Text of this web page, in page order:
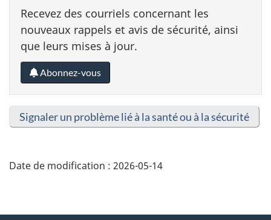
Recevez des courriels concernant les
nouveaux rappels et avis de sécurité, ainsi
que leurs mises à jour.
Abonnez-vous
Signaler un problème lié à la santé ou à la sécurité
Date de modification : 2026-05-14